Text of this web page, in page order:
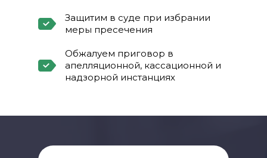
Защитим в суде при избрании
меры пресечения
Обжалуем приговор в
апелляционной, кассационной и
надзорной инстанциях